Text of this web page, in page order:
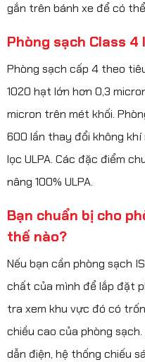
gắn trên bánh xe để có
Phòng sạch Class 4
Phòng sạch cấp 4 theo
1020 hạt lớn hơn 0,3
micron trên mét khối.
600 lần thay đổi không
lọc ULPA. Các đặc điểm
nâng 100% ULPA.
Bạn chuẩn bị cho
thế nào?
Nếu bạn cần phòng sạch
chất của mình để lắp đặt
tra xem khu vực đó có
chiều cao của phòng
dẫn điện, hệ thống chiếu